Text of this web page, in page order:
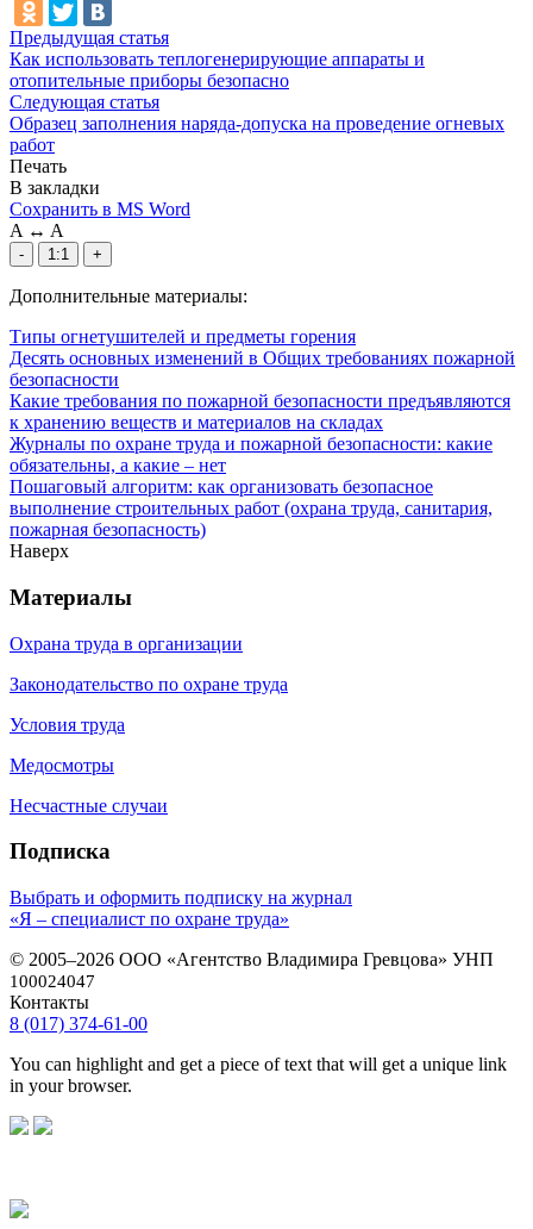
Предыдущая статья
Как использовать теплогенерирующие аппараты и
отопительные приборы безопасно
Следующая статья
Образец заполнения наряда-допуска на проведение огневых
работ
Печать
В закладки
Сохранить в MS Word
A ↔ A
- 1:1 +
Дополнительные материалы:
Типы огнетушителей и предметы горения
Десять основных изменений в Общих требованиях пожарной
безопасности
Какие требования по пожарной безопасности предъявляются
к хранению веществ и материалов на складах
Журналы по охране труда и пожарной безопасности: какие
обязательны, а какие – нет
Пошаговый алгоритм: как организовать безопасное
выполнение строительных работ (охрана труда, санитария,
пожарная безопасность)
Наверх
Материалы
Охрана труда в организации
Законодательство по охране труда
Условия труда
Медосмотры
Несчастные случаи
Подписка
Выбрать и оформить подписку на журнал
«Я – специалист по охране труда»
© 2005–2026 ООО «Агентство Владимира Гревцова» УНП
100024047
Контакты
8 (017) 374-61-00
You can highlight and get a piece of text that will get a unique link
in your browser.